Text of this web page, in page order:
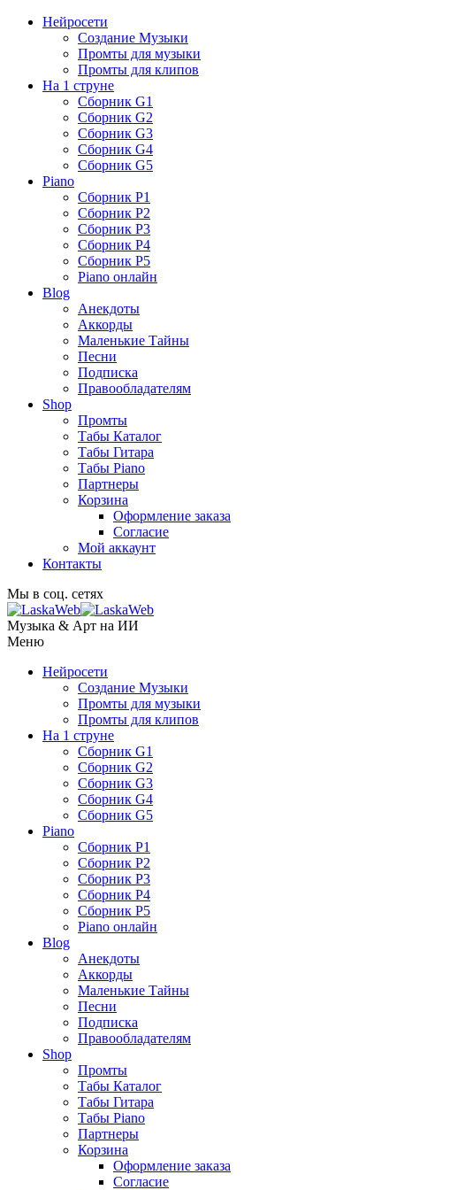
Нейросети
Создание Музыки
Промты для музыки
Промты для клипов
На 1 струне
Сборник G1
Сборник G2
Сборник G3
Сборник G4
Сборник G5
Piano
Сборник P1
Сборник P2
Сборник P3
Сборник P4
Сборник P5
Piano онлайн
Blog
Анекдоты
Аккорды
Маленькие Тайны
Песни
Подписка
Правообладателям
Shop
Промты
Табы Каталог
Табы Гитара
Табы Piano
Партнеры
Корзина
Оформление заказа
Согласие
Мой аккаунт
Контакты
Мы в соц. сетях
Музыка & Арт на ИИ
Меню
Нейросети
Создание Музыки
Промты для музыки
Промты для клипов
На 1 струне
Сборник G1
Сборник G2
Сборник G3
Сборник G4
Сборник G5
Piano
Сборник P1
Сборник P2
Сборник P3
Сборник P4
Сборник P5
Piano онлайн
Blog
Анекдоты
Аккорды
Маленькие Тайны
Песни
Подписка
Правообладателям
Shop
Промты
Табы Каталог
Табы Гитара
Табы Piano
Партнеры
Корзина
Оформление заказа
Согласие